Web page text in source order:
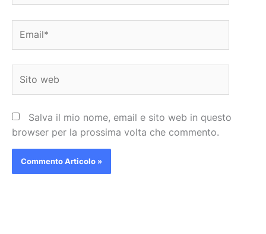
web
Salva il mio nome, email e sito web in questo
browser per la prossima volta che commento.